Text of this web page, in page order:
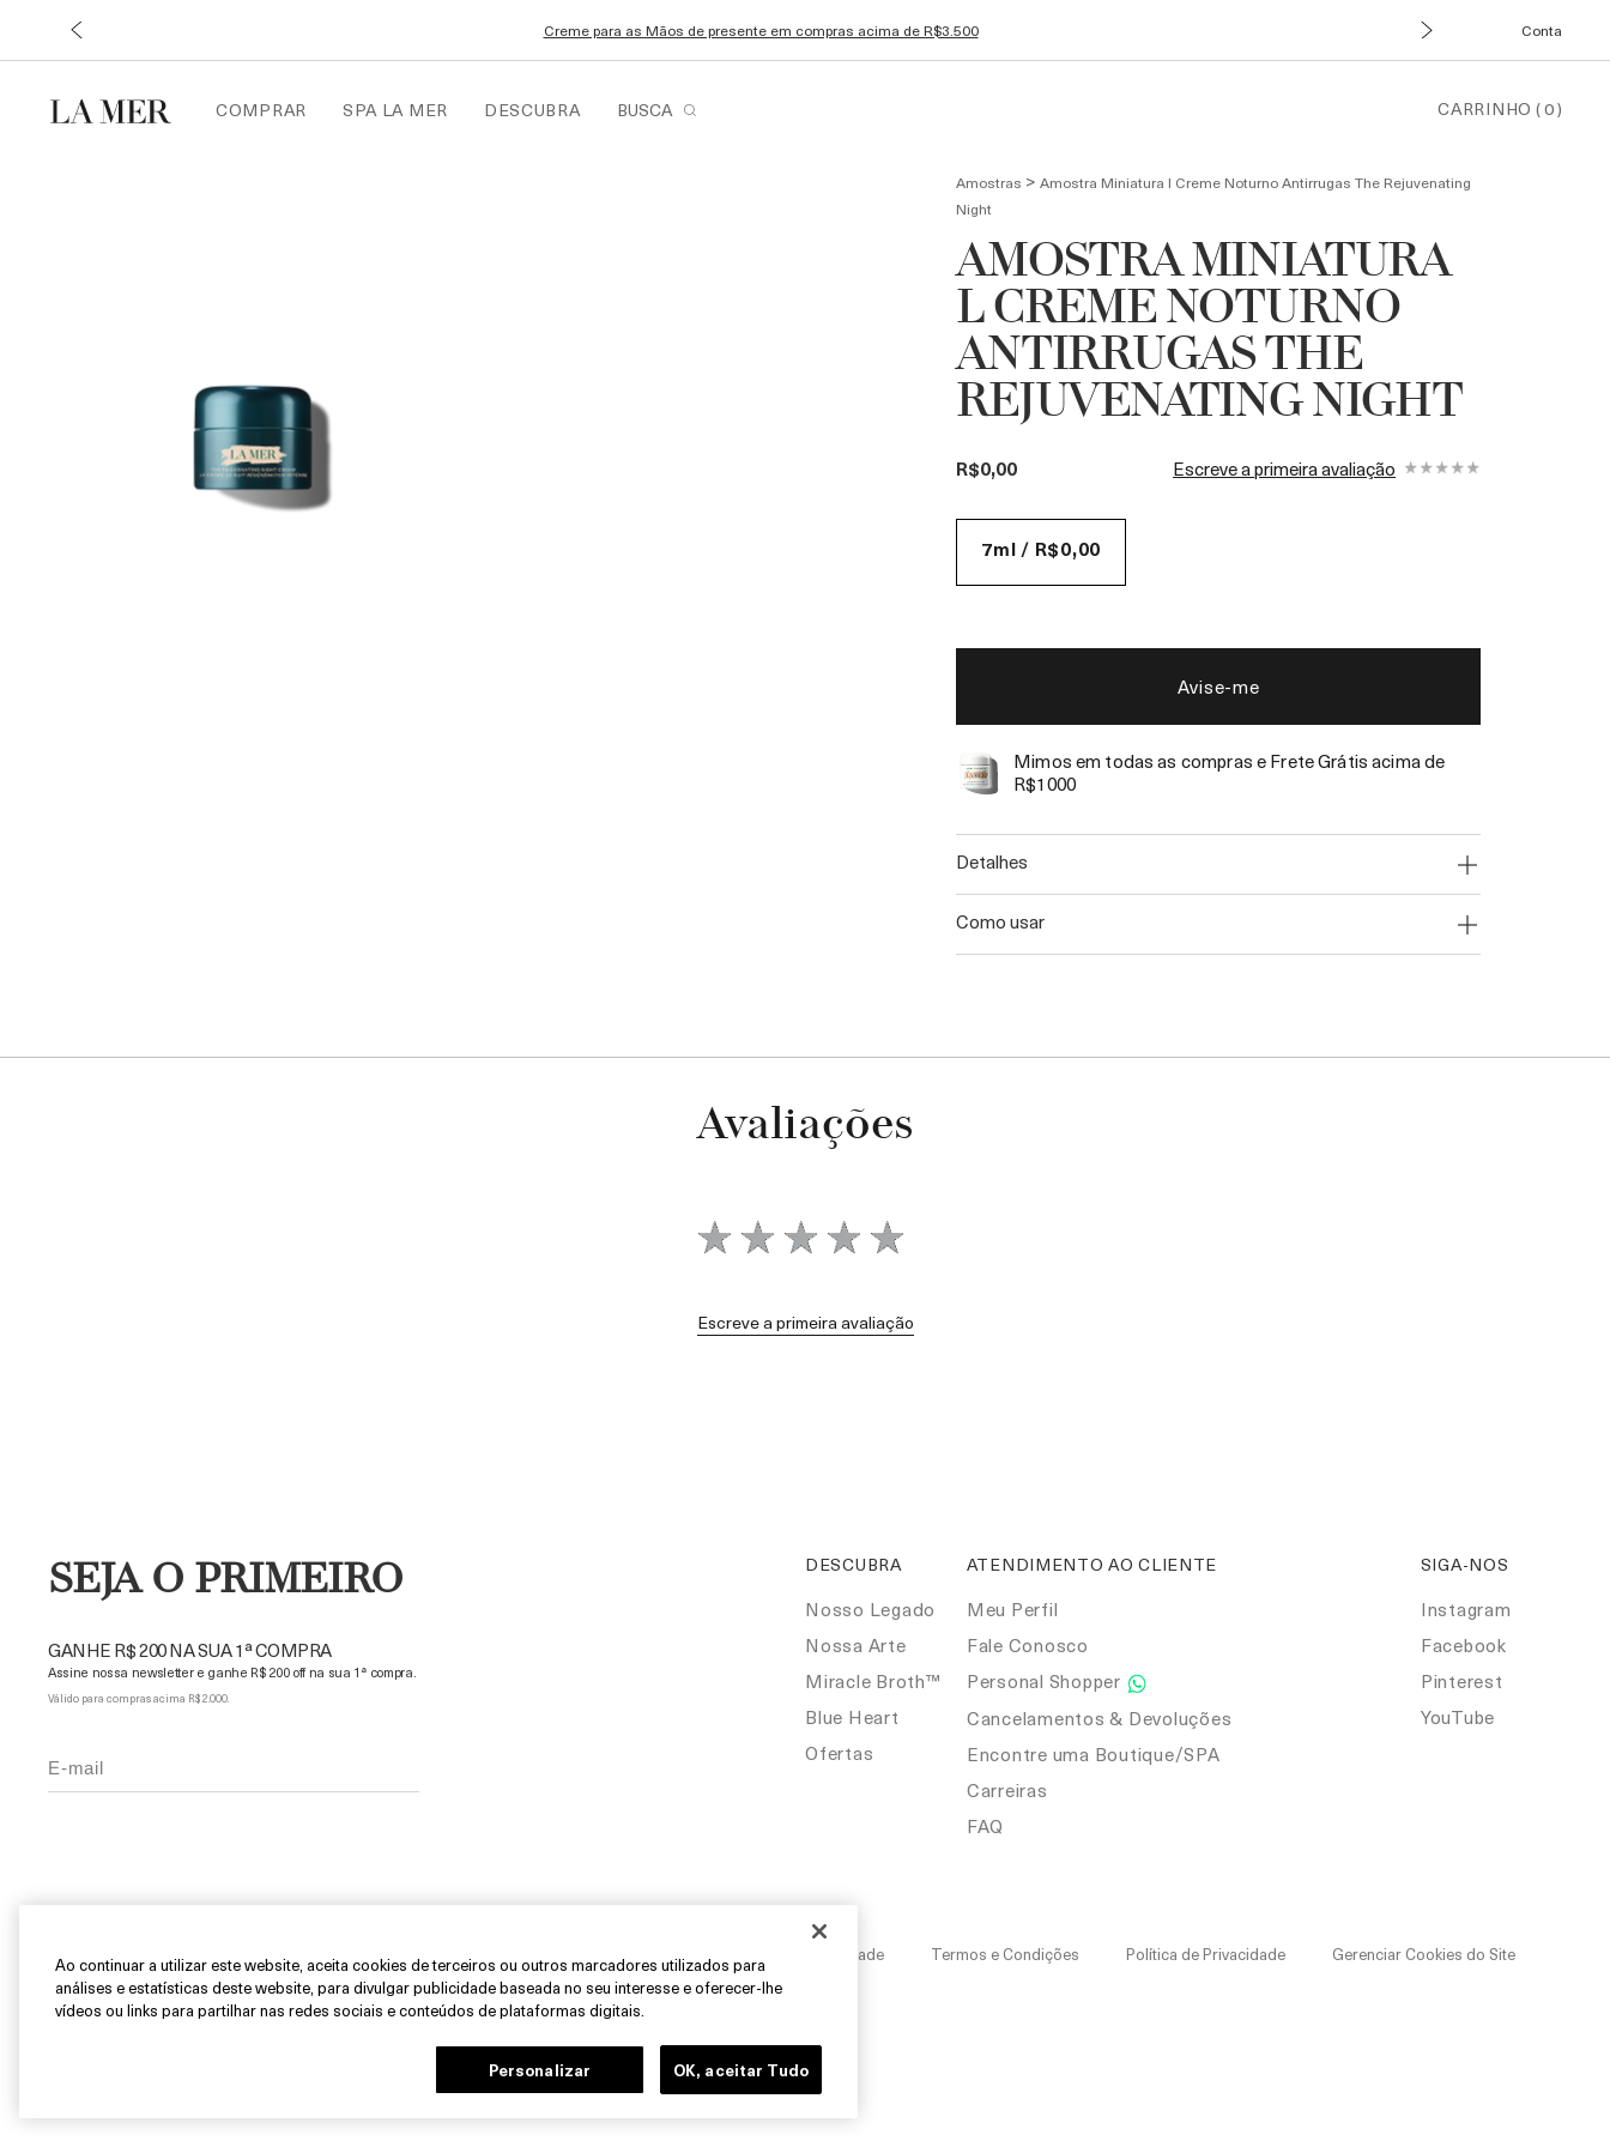
Creme para as Mãos de presente em compras acima de R$3.500 Conta
COMPRAR SPA LA MER DESCUBRA BUSCA CARRINHO (0)
Amostras >Amostra Miniatura l Creme Noturno Antirrugas The Rejuvenating
Night
AMOSTRA MINIATURA
L CREME NOTURNO
ANTIRRUGAS THE
REJUVENATING NIGHT
R$0,00 Escreve a primeira avaliação
7ml / R$0,00
Avise-me
Mimos em todas as compras e Frete Grátis acima de
R$1000
detalhes
como usar
Avaliações
Escreve a primeira avaliação
SEJA O PRIMEIRO
GANHE R$ 200 NA SUA 1ª COMPRA
Assine nossa newsletter e ganhe R$ 200 off na sua 1ª compra.
Válido para compras acima R$ 2.000.
DESCUBRA
Nosso Legado
Nossa Arte
Miracle Broth™
Blue Heart
Ofertas
ATENDIMENTO AO CLIENTE
Meu Perfil
Fale Conosco
Personal Shopper
Cancelamentos & Devoluções
Encontre uma Boutique/SPA
Carreiras
FAQ
SIGA-NOS
Instagram
Facebook
Pinterest
YouTube
Autenticidade Termos e Condições Política de Privacidade Gerenciar Cookies do Site
Ao continuar a utilizar este website, aceita cookies de terceiros ou outros marcadores utilizados para
análises e estatísticas deste website, para divulgar publicidade baseada no seu interesse e oferecer-lhe
vídeos ou links para partilhar nas redes sociais e conteúdos de plataformas digitais.
Personalizar OK, aceitar Tudo